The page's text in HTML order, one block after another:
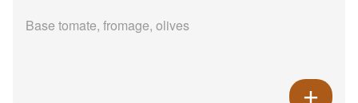
Base tomate, fromage, olives